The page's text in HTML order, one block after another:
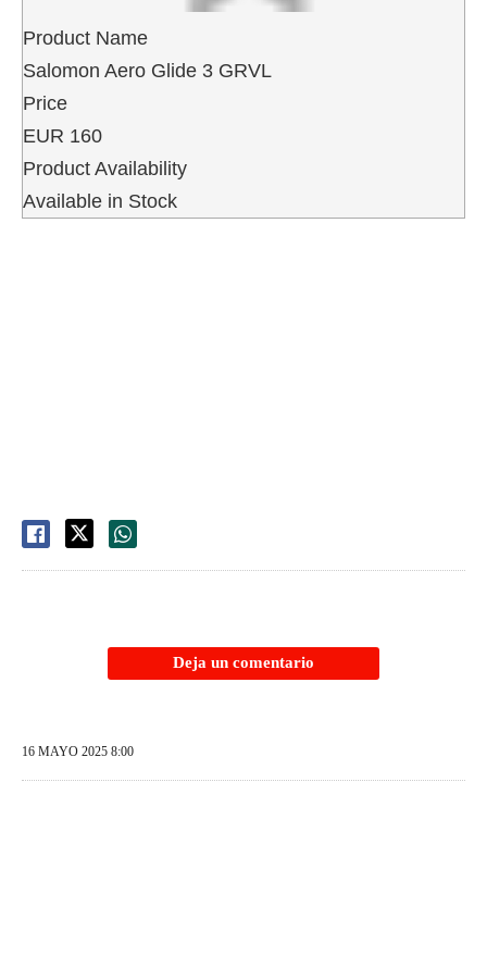
Product Name
Salomon Aero Glide 3 GRVL
Price
EUR 160
Product Availability
Available in Stock
Deja un comentario
16 MAYO 2025 8:00